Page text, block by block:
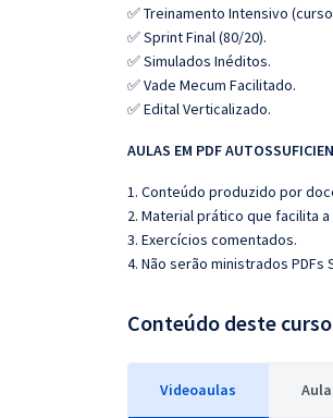
✅ Treinamento Intensivo
✅ Sprint Final (80/20).
✅ Simulados Inéditos.
✅ Vade Mecum Facilitado.
✅ Edital Verticalizado.
AULAS EM PDF
1. Conteúdo produzido por
2. Material prático que facilita
3. Exercícios comentados.
4. Não serão ministrados PDFs
Conteúdo deste curso
Videoaulas